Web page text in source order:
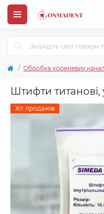
Обробка кореневих
Штифти титанові,
Хіт продажів